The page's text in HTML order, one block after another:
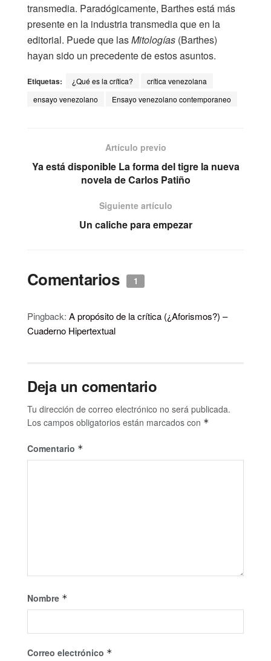
transmedia. Paradógicamente, Barthes está más
presente en la industria transmedia que en la
editorial. Puede que lasMitologías (Barthes)
hayan sido un precedente de estos asuntos.
Etiquetas: ¿Qué es la crítica?
crítica venezolana
ensayo venezolano
Ensayo venezolano contemporaneo
Artículo previo
Ya está disponible La forma del tigre la nueva
novela de Carlos Patiño
Siguiente artículo
Un caliche para empezar
Comentarios 1
Pingback: A propósito de la crítica (¿Aforismos?) –
Cuaderno Hipertextual
Deja un comentario
Tu dirección de correo electrónico no será publicada.
Los campos obligatorios están marcados con *
Comentario *
Nombre *
Correo electrónico *